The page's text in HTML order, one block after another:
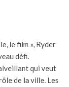
le film », Ryder
défi.
qui veut
de la ville. Les